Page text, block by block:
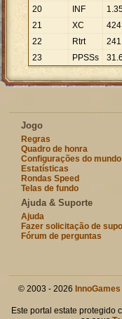
20
INF 1.
21
XC 424
22
Rtrt 241
23
PPSSs 31.
Jogo
Regras
Quadro de honra
Configurações do mundo
Estatísticas
Rondas Speed
Telas de fundo
Ajuda & Suporte
Ajuda
Fazer solicitação de
Fórum de perguntas
© 2003 - 2026 InnoGames
Este portal estate protegido